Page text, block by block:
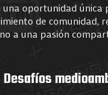
oportunidad única
de comunidad,
a una pasión